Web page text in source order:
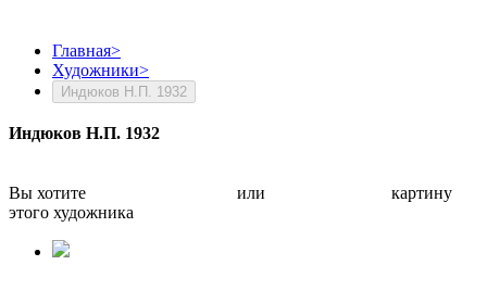
Главная>
Художники>
Индюков Н.П. 1932
Индюков Н.П. 1932
Вы хотите или
картину
этого художника